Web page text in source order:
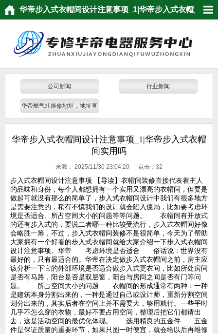
华帝步入式衣帽间设计注意事项_1|华帝步入式衣帽
公司新闻 行业新闻
华帝燃气灶维修地址，地址查
华帝步入式衣帽间设计注意事项_1|华帝步入式衣帽
间实用吗
来源： 2025/11/30 23:04:20 点击： 32
步入式衣帽间设计注意事项 【导读】衣帽间装修直接代表着主人
的品味和身份，每个人都想拥有一个实用又漂亮的衣帽间，但要是
做起可就没有那么的简单了，步入式衣帽间设计中我们有很多地方
是需要注意的，稍有不慎我们的设计就会陷入僵局，比如要考虑环
境是否适合、所占空间大小的问题等等问题。 衣帽间有开放式
的还有步入式的，要说二者哪一种比较受流行，步入式衣帽间好像
会略胜一筹，不过，步入式衣帽间装修不是很简单，今天为了帮助
大家拥有一个好看的步入式衣帽间就给大家介绍一下步入式衣帽间
设计注意事项。华帝 考虑环境是否适合 俗话说：世界没有
最好的，只有最适合的。华帝在决定做步入式衣帽间之前，房主应
该分析一下它的外部环境是否适合做步入式更衣间，比如所处房间
是否有马路，阳台是否是双层窗，阳台与房间之间是否有门等问
题。 所占空间大小的问题 衣帽间的形成通常有两种：一种
是建筑本身分割出来的，一种是通过自己或设计师，重新分割空间
划分出来的，其实后者在空间上并不需要大，够用就行。一些平时
几乎不怎么穿的衣物，最好不要占用空间，整理后把它们都请出
去，这是活动空间的最优化体现。 选用精良的五金件 五金
件是保证质量的重要环节，如果只图一时便宜，就会给以后再维修